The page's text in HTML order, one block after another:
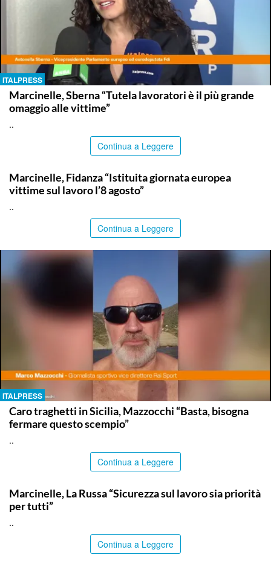
ITALPRESS
Marcinelle, Sberna “Tutela lavoratori è il più grande
omaggio alle vittime”
..
Continua a Leggere
Marcinelle, Fidanza “Istituita giornata europea
vittime sul lavoro l’8 agosto”
..
Continua a Leggere
ITALPRESS
Caro traghetti in Sicilia, Mazzocchi “Basta, bisogna
fermare questo scempio”
..
Continua a Leggere
Marcinelle, La Russa “Sicurezza sul lavoro sia priorità
per tutti”
..
Continua a Leggere